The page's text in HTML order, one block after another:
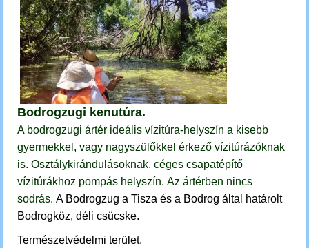
Bodrogzugi kenutúra.
A bodrogzugi ártér ideális vízitúra-helyszín a kisebb
gyermekkel, vagy nagyszülőkkel érkező vízitúrázóknak
is. Osztálykirándulásoknak, céges csapatépítő
vízitúrákhoz pompás helyszín. Az ártérben nincs
sodrás. A Bodrogzug a Tisza és a Bodrog által határolt
Bodrogköz, déli csücske.
Természetvédelmi terület.